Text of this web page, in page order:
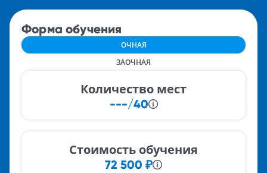
Форма обучения
ОЧНАЯ
ЗАОЧНАЯ
Количество мест
---/40
Стоимость обучения
72 500 ₽